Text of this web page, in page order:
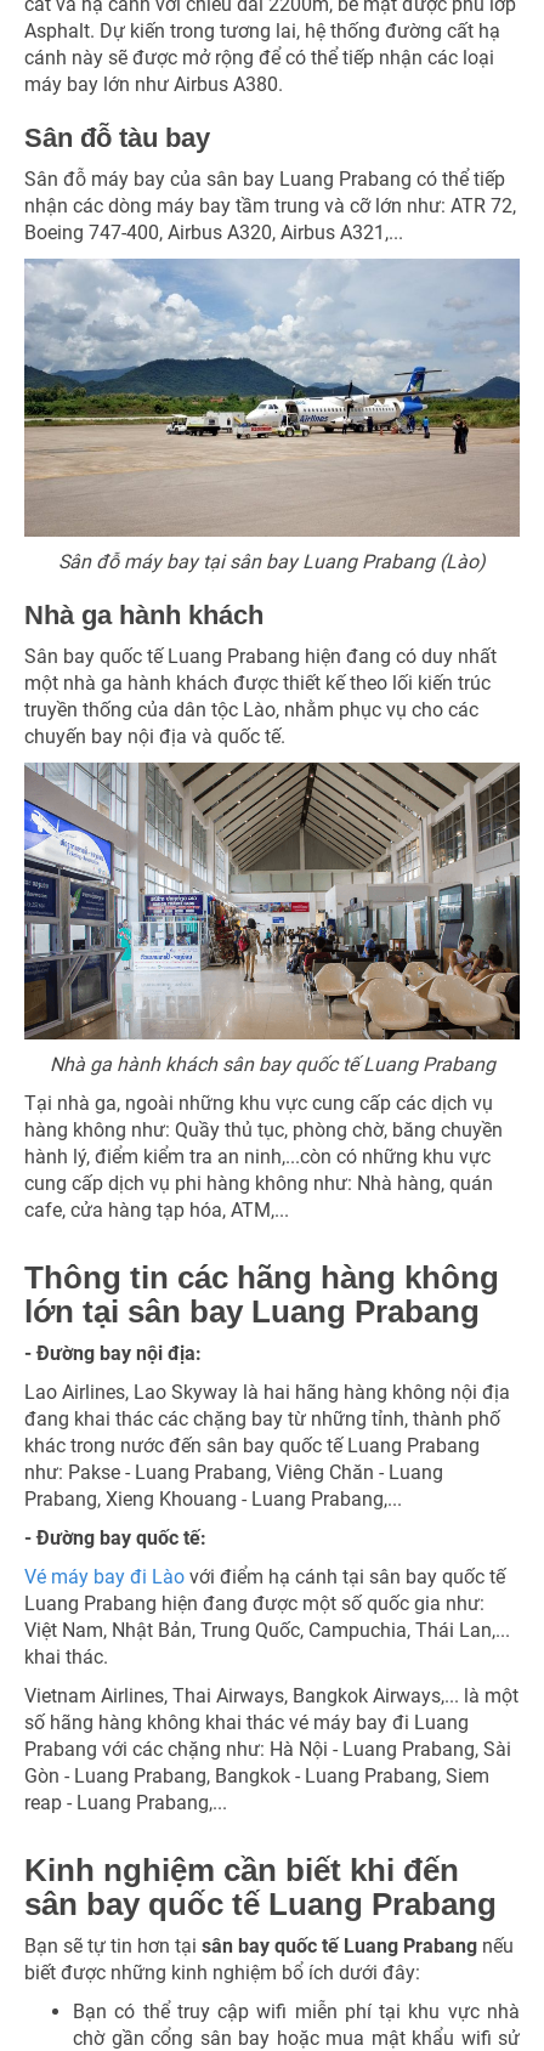
Asphalt. Dự kiến trong tương lai, hệ thống đường cất hạ
cánh này sẽ được mở rộng để có thể tiếp nhận các loại
máy bay lớn như Airbus A380.
Sân đỗ tàu bay
Sân đỗ máy bay của sân bay Luang Prabang có thể tiếp
nhận các dòng máy bay tầm trung và cỡ lớn như: ATR 72,
Boeing 747-400, Airbus A320, Airbus A321,...
Sân đỗ máy bay tại sân bay Luang Prabang (Lào)
Nhà ga hành khách
Sân bay quốc tế Luang Prabang hiện đang có duy nhất
một nhà ga hành khách được thiết kế theo lối kiến trúc
truyền thống của dân tộc Lào, nhằm phục vụ cho các
chuyến bay nội địa và quốc tế.
Nhà ga hành khách sân bay quốc tế Luang Prabang
Tại nhà ga, ngoài những khu vực cung cấp các dịch vụ
hàng không như: Quầy thủ tục, phòng chờ, băng chuyền
hành lý, điểm kiểm tra an ninh,...còn có những khu vực
cung cấp dịch vụ phi hàng không như: Nhà hàng, quán
cafe, cửa hàng tạp hóa, ATM,...
Thông tin các hãng hàng không
lớn tại sân bay Luang Prabang
- Đường bay nội địa:
Lao Airlines, Lao Skyway là hai hãng hàng không nội địa
đang khai thác các chặng bay từ những tỉnh, thành phố
khác trong nước đến sân bay quốc tế Luang Prabang
như: Pakse - Luang Prabang, Viêng Chăn - Luang
Prabang, Xieng Khouang - Luang Prabang,...
- Đường bay quốc tế:
Vé máy bay đi Lào với điểm hạ cánh tại sân bay quốc tế
Luang Prabang hiện đang được một số quốc gia như:
Việt Nam, Nhật Bản, Trung Quốc, Campuchia, Thái Lan,...
khai thác.
Vietnam Airlines, Thai Airways, Bangkok Airways,... là một
số hãng hàng không khai thác vé máy bay đi Luang
Prabang với các chặng như: Hà Nội - Luang Prabang, Sài
Gòn - Luang Prabang, Bangkok - Luang Prabang, Siem
reap - Luang Prabang,...
Kinh nghiệm cần biết khi đến
sân bay quốc tế Luang Prabang
Bạn sẽ tự tin hơn tại sân bay quốc tế Luang Prabang nếu
biết được những kinh nghiệm bổ ích dưới đây:
Bạn có thể truy cập wifi miễn phí tại khu vực nhà
chờ gần cổng sân bay hoặc mua mật khẩu wifi sử